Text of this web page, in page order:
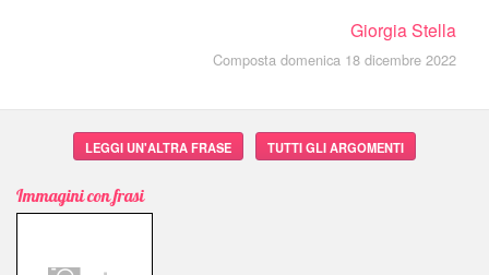
Giorgia Stella
Composta domenica 18 dicembre 2022
LEGGI UN'ALTRA FRASE TUTTI GLI ARGOMENTI
Immagini con frasi